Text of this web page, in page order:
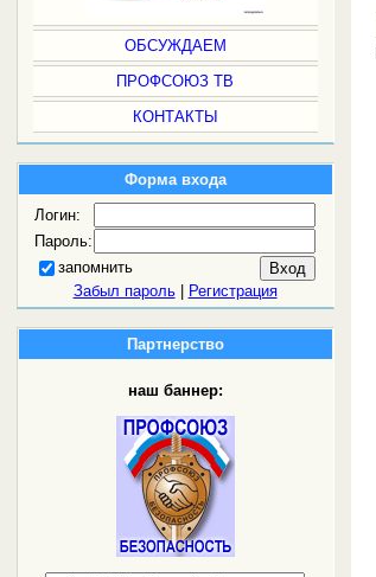
ОБСУЖДАЕМ
ПРОФСОЮЗ ТВ
КОНТАКТЫ
Форма входа
Логин:
Пароль:
запомнить
Забыл пароль| Регистрация
Партнерство
наш баннер: